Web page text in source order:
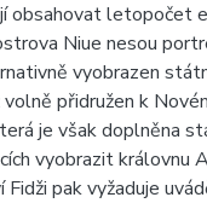
obsahovat letopočet
Niue nesou
vyobrazen
přidružen k
je však doplněna
vyobrazit královnu
pak vyžaduje